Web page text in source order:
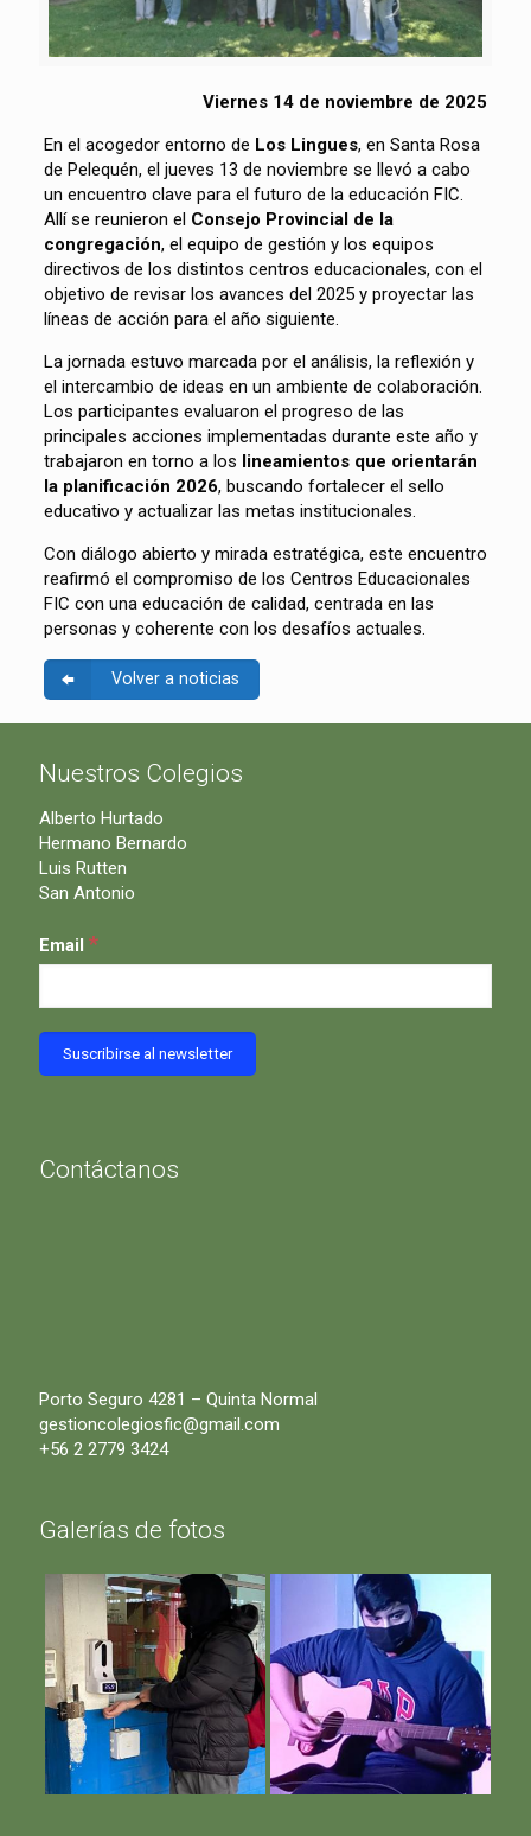
Viernes 14 de noviembre de 2025
En el acogedor entorno de Los Lingues, en Santa Rosa
de Pelequén, el jueves 13 de noviembre se llevó a cabo
un encuentro clave para el futuro de la educación FIC.
Allí se reunieron el Consejo Provincial de la
congregación, el equipo de gestión y los equipos
directivos de los distintos centros educacionales, con el
objetivo de revisar los avances del 2025 y proyectar las
líneas de acción para el año siguiente.
La jornada estuvo marcada por el análisis, la reflexión y
el intercambio de ideas en un ambiente de colaboración.
Los participantes evaluaron el progreso de las
principales acciones implementadas durante este año y
trabajaron en torno a los lineamientos que orientarán
la planificación 2026, buscando fortalecer el sello
educativo y actualizar las metas institucionales.
Con diálogo abierto y mirada estratégica, este encuentro
reafirmó el compromiso de los Centros Educacionales
FIC con una educación de calidad, centrada en las
personas y coherente con los desafíos actuales.
Volver a noticias
Nuestros Colegios
Alberto Hurtado
Hermano Bernardo
Luis Rutten
San Antonio
Email *
Contáctanos
Porto Seguro 4281 – Quinta Normal
gestioncolegiosfic@gmail.com
+56 2 2779 3424
Galerías de fotos